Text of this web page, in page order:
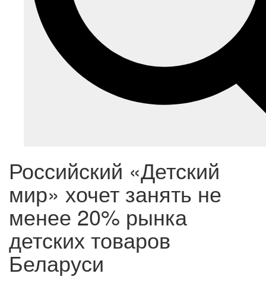
Российский «Детский
мир» хочет занять не
менее 20% рынка
детских товаров
Беларуси